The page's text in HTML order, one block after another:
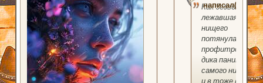
написал(а):
Как безвольно
лежавшая рука
нищего
потянулась к
профитролям и
дика паника у
самого нищего
и в тоже время